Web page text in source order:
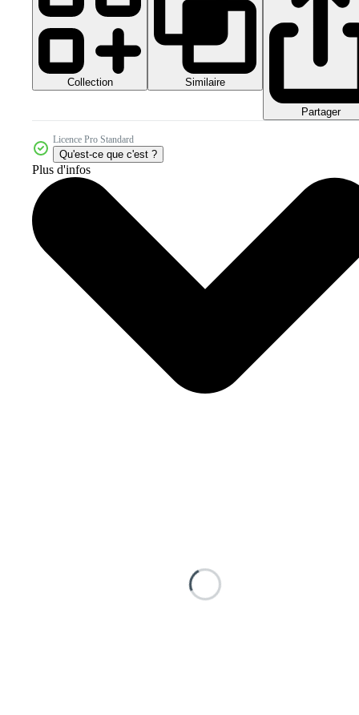
Collection Similaire
Partager
Licence Pro Standard
Qu'est-ce que c'est ?
Plus d'infos